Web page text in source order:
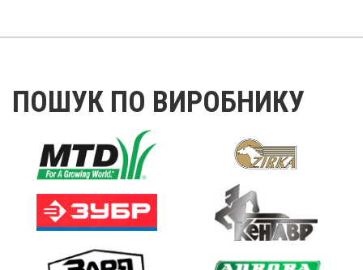
ПОШУК ПО ВИРОБНИКУ